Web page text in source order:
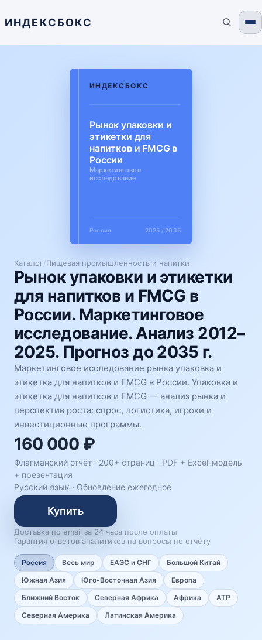
ИНДЕКСБОКС
Каталог/Пищевая промышленность и напитки
Рынок упаковки и этикетки
для напитков и FMCG в
России. Маркетинговое
исследование. Анализ 2012–
2025. Прогноз до 2035 г.
Маркетинговое исследование рынка упаковка и
этикетка для напитков и FMCG в России. Упаковка и
этикетка для напитков и FMCG — анализ рынка и
перспектив роста: спрос, логистика, игроки и
инвестиционные программы.
160 000 ₽
Флагманский отчёт · 200+ страниц · PDF + Excel-модель
+ презентация
Русский язык · Обновление ежегодное
Купить
Доставка по email за 24 часа после оплаты
Гарантия ответов аналитиков на вопросы по отчёту
Россия Весь мир ЕАЭС и СНГ
Большой Китай
Южная Азия
Юго-Восточная Азия
Европа
Ближний Восток
Северная Африка Африка
АТР
Северная Америка
Латинская Америка
ИНДЕКСБОКС
Рынок упаковки и
этикетки для
напитков и FMCG в
России
Маркетинговое
исследование
Россия 2025 / 2035